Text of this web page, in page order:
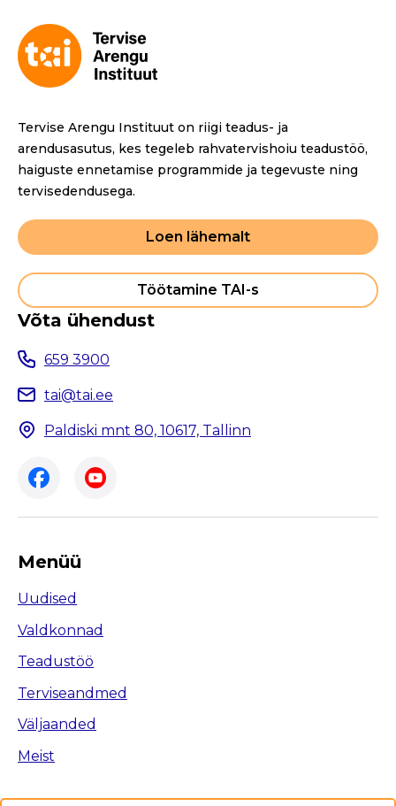
Tervise Arengu Instituut on riigi teadus- ja
arendusasutus, kes tegeleb rahvatervishoiu teadustöö,
haiguste ennetamise programmide ja tegevuste ning
tervisedendusega.
Loen lähemalt
Töötamine TAI-s
Võta ühendust
659 3900
tai@tai.ee
Paldiski mnt 80, 10617, Tallinn
Menüü
Uudised
Valdkonnad
Teadustöö
Terviseandmed
Väljaanded
Meist